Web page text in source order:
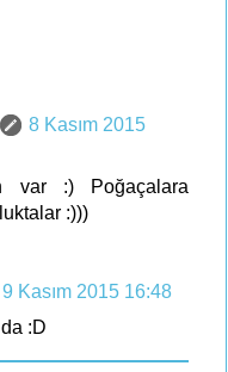
8 Kasım 2015
var :) Poğaçalara
:)))
9 Kasım 2015 16:48
:D